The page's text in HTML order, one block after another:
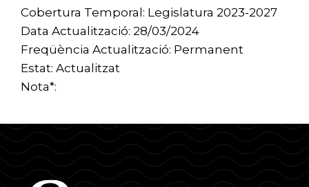
Cobertura Temporal: Legislatura 2023-2027
Data Actualització: 28/03/2024
Freqüència Actualització: Permanent
Estat: Actualitzat
Nota*: